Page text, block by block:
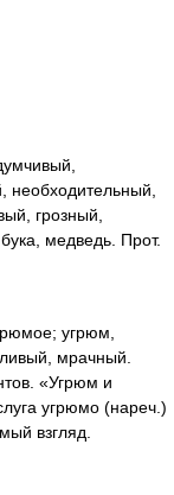
грозный,
медведь. Прот.
угрюм,
мрачный.
«Угрюм и
угрюмо (нареч.)
взгляд.